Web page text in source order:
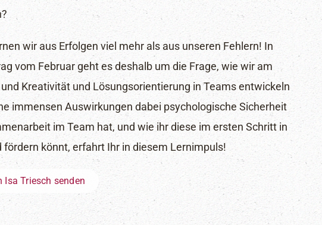
wir aus Erfolgen viel mehr als aus unseren Fehlern! In
vom Februar geht es deshalb um die Frage, wie wir am
Kreativität und Lösungsorientierung in Teams entwickeln
immensen Auswirkungen dabei psychologische Sicherheit
im Team hat, und wie ihr diese im ersten Schritt in
fördern könnt, erfahrt Ihr in diesem Lernimpuls!
Isa Triesch senden